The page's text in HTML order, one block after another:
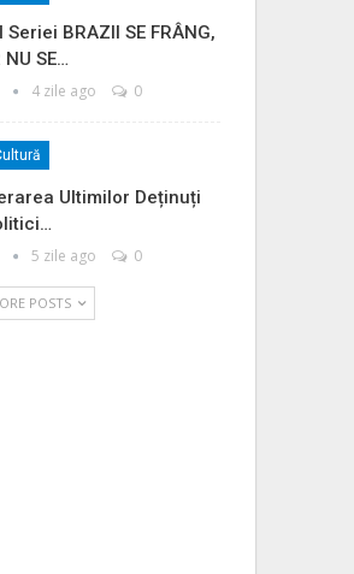
BRAZII SE FRÂNG,
NU SE…
4 zile ago 0
Ultimilor Deținuți
5 zile ago 0
POSTS